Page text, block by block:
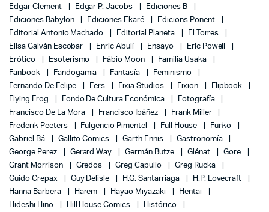
Edgar Clement
Edgar P. Jacobs
Ediciones B
Ediciones Babylon
Ediciones Ekaré
Edicions Ponent
Editorial Antonio Machado
Editorial Planeta
El Torres
Elisa Galván Escobar
Enric Abulí Ensayo
Eric Powell
Erótico
Esoterismo Fábio Moon
Familia Usaka
Fanbook
Fandogamia Fantasía
Feminismo
Fernando De Felipe
Fers Fixia Studios Fixion
Flipbook
Flying Frog
Fondo De Cultura Económica
Fotografía
Francisco De La Mora
Francisco Ibáñez
Frank Miller
Frederik Peeters
Fulgencio Pimentel Full House
Funko
Gabriel Bá
Gallito Comics Garth Ennis
Gastronomía
George Perez
Gerard Way Germán Butze Glénat
Gore
Grant Morrison
Gredos Greg Capullo
Greg Rucka
Guido Crepax
Guy Delisle H.G. Santarriaga
H.P. Lovecraft
Hanna Barbera
Harem Hayao Miyazaki
Hentai
Hideshi Hino
Hill House Comics
Histórico